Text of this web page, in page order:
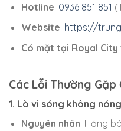
Hotline: 0936 851 851
Website: https://
Có mặt tại Royal
Các Lỗi Thường
1. Lò vi sóng không nóng
Nguyên nhân: Hỏng